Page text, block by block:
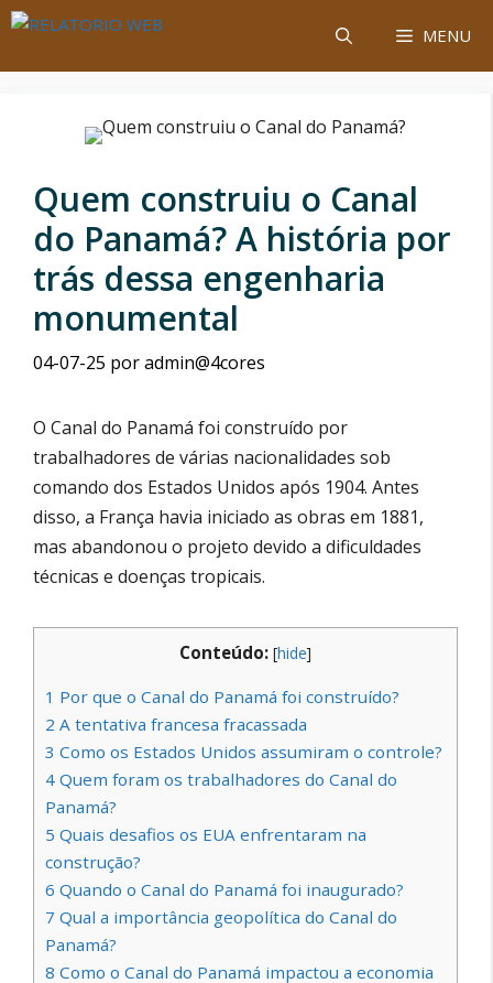
Saltar
o
MENU
Quem construiu o Canal
do Panamá? A história por
trás dessa engenharia
monumental
04-07-25 poradmin@4cores
O Canal do Panamá foi construído por
trabalhadores de várias nacionalidades sob
comando dos Estados Unidos após 1904. Antes
disso, a França havia iniciado as obras em 1881,
mas abandonou o projeto devido a dificuldades
técnicas e doenças tropicais.
Conteúdo: [hide]
1 Por que o Canal do Panamá foi construído?
2 A tentativa francesa fracassada
3 Como os Estados Unidos assumiram o controle?
4 Quem foram os trabalhadores do Canal do
Panamá?
5 Quais desafios os EUA enfrentaram na
construção?
6 Quando o Canal do Panamá foi inaugurado?
7 Qual a importância geopolítica do Canal do
Panamá?
8 Como o Canal do Panamá impactou a economia